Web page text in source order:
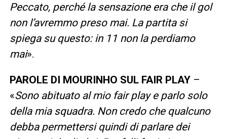
Peccato, perché la sensazione era che il gol
non l’avremmo preso mai. La partita si
spiega su questo: in 11 non la perdiamo
mai».
PAROLE DI MOURINHO SUL FAIR PLAY –
«Sono abituato al mio fair play e parlo solo
della mia squadra. Non credo che qualcuno
debba permettersi quindi di parlare dei